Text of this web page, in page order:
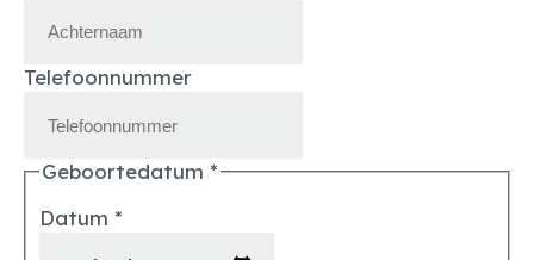
Telefoonnummer
Geboortedatum*
Datum*